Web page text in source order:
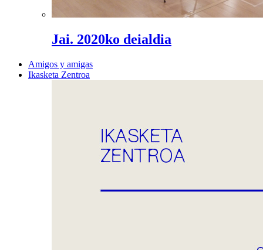
Jai. 2020ko deialdia
Amigos y amigas
Ikasketa Zentroa